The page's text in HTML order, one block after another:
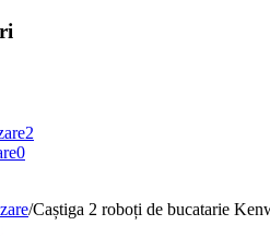
2
0
/Caștiga 2 roboți de bucatarie